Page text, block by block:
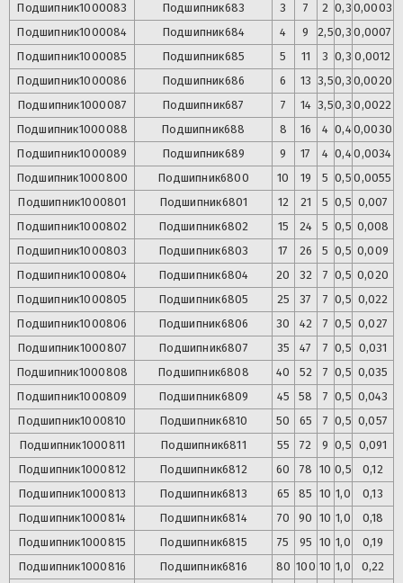
Подшипник1000083 Подшипник683 3 7 2 0,3 0,0003
Подшипник1000084 Подшипник684 4 9 2,50,3 0,0007
Подшипник1000085 Подшипник685 5 11 3 0,3 0,0012
Подшипник1000086 Подшипник686 6 13 3,50,3 0,0020
Подшипник1000087 Подшипник687 7 14 3,50,3 0,0022
Подшипник1000088 Подшипник688 8 16 4 0,40,0030
Подшипник1000089 Подшипник689 9 17 4 0,40,0034
Подшипник1000800 Подшипник6800 10 19 5 0,5 0,0055
Подшипник1000801 Подшипник6801 12 21 5 0,5 0,007
Подшипник1000802 Подшипник6802 15 24 5 0,5 0,008
Подшипник1000803 Подшипник6803 17 26 5 0,5 0,009
Подшипник1000804 Подшипник6804 20 32 7 0,5 0,020
Подшипник1000805 Подшипник6805 25 37 7 0,5 0,022
Подшипник1000806 Подшипник6806 30 42 7 0,5 0,027
Подшипник1000807 Подшипник6807 35 47 7 0,5 0,031
Подшипник1000808 Подшипник6808 40 52 7 0,5 0,035
Подшипник1000809 Подшипник6809 45 58 7 0,5 0,043
Подшипник1000810 Подшипник6810 50 65 7 0,5 0,057
Подшипник1000811 Подшипник6811 55 72 9 0,5 0,091
Подшипник1000812 Подшипник6812 60 78 10 0,5
0,12
Подшипник1000813 Подшипник6813 65 85 10 1,0
0,13
Подшипник1000814 Подшипник6814 70 90 10 1,0
0,18
Подшипник1000815 Подшипник6815 75 95 10 1,0
0,19
Подшипник1000816 Подшипник6816 80 100 10 1,0
0,22